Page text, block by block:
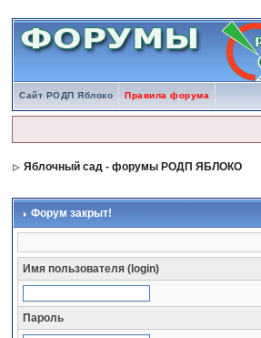
Сайт РОДП Яблоко Правила форума
Яблочный сад - форумы РОДП ЯБЛОКО
Форум закрыт!
Имя пользователя (login)
Пароль